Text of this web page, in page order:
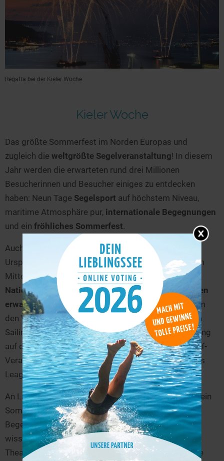
Regatta bei der Kieler Woche
Kieler Woche
Das größte Sommerfest im Norden Europas und
zugleich die weltgrößte Segelveranstaltung! In diesem
Jahr werden die erwarteten rund drei Millionen
Besucherinnen und Besucher einiges zu entdecken
haben: Neun Tage Segelsport auf höchstem Niveau,
maritime Atmosphäre pur, internationale Begegnungen
und ein fröhliches Sommerfest.
Auch 136 Jahre nach der ersten Segel-Regatta, dem
Ursprung der Kieler Woche, steht das Segeln noch im
Mittelpunkt.4000 Seglerinnen und Segler aus 60
Nationen mit rund 1800 Booten und Yachten werden
erwartet. Die besten Laser-Radial-Segler kämpfen um
den Weltmeistertitel. Erstmals wird die Eurosaf Para
Sailing EM der Seglerinnen und Segler mit Behinderung
auf der Kieler Förde ausgesegelt und bei der Kick-Off-
Veranstaltung der neuen Women’s Sailing Champions
League starten Frauen-Teams aus 17 Nationen.
An Land wird ganz Kiel zur Veranstaltungsfläche für ein
Sommerfest der Superlative, für politische
Begegnungen, das Treffen der Flottenverbände,
wissenschaftlichen Erfahrungsaustausch, Vorträge,
Theateraufführungen, Kunstausstellungen, sportliche